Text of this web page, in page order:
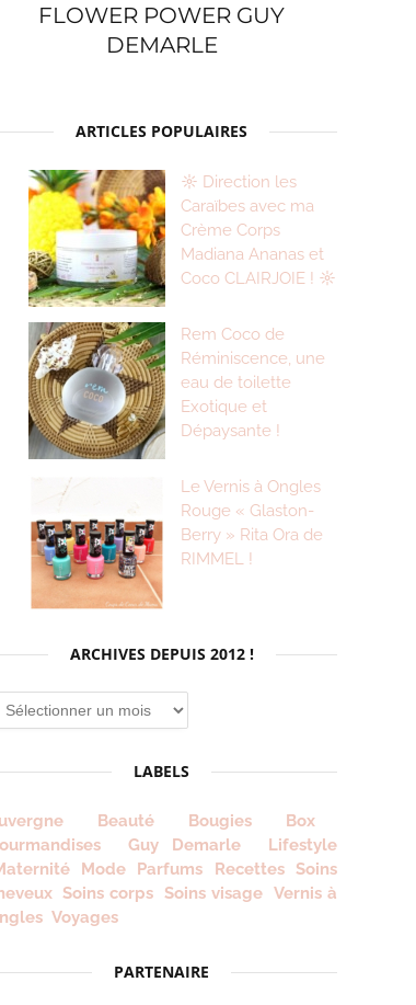
FLOWER POWER GUY
DEMARLE
ARTICLES POPULAIRES
☼ Direction les
Caraïbes avec ma
Crème Corps
Madiana Ananas et
Coco CLAIRJOIE ! ☼
Rem Coco de
Réminiscence, une
eau de toilette
Exotique et
Dépaysante !
Le Vernis à Ongles
Rouge « Glaston-
Berry » Rita Ora de
RIMMEL !
ARCHIVES DEPUIS 2012 !
LABELS
Beauté Bougies
Box
Guy Demarle
Lifestyle
Mode Parfums Recettes Soins
Soins corps Soins visage Vernis à
Voyages
PARTENAIRE